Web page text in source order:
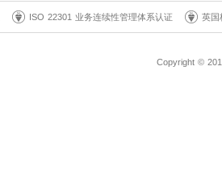
ISO 22301 业务连续性管理体系认证 英国
Copyright ©